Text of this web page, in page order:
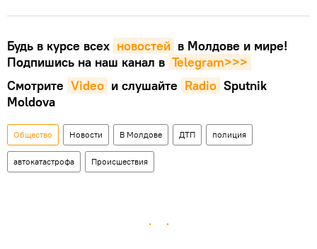
Будь в курсе всех новостей в Молдове и мире!
Подпишись на наш канал в Telegram>>>
Смотрите Video и слушайте Radio Sputnik
Moldova
Общество Новости В Молдове ДТП полиция
автокатастрофа Происшествия